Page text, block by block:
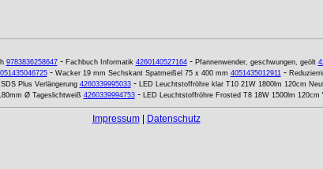
9783836258647- Fachbuch Informatik 4260140527164- Pfannenwender, geschwungen, geölt
- Wacker 19 mm Sechskant Spatmeißel 75 x 400 mm 4051435012911-
Plus Verlängerung 4260339995033- LED Leuchtstoffröhre klar T10 21W 1800lm 120cm
Ø Tageslichtweiß 4260339994753- LED Leuchtstoffröhre Frosted T8 18W 1500lm 120cm
Impressum| Datenschutz